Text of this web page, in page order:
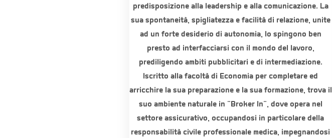
predisposizione alla leadership e alla comunicazione. La
sua spontaneità, spigliatezza e facilità di relazione, unite
ad un forte desiderio di autonomia, lo spingono ben
presto ad interfacciarsi con il mondo del lavoro,
prediligendo ambiti pubblicitari e di intermediazione.
Iscritto alla facoltà di Economia per completare ed
arricchire la sua preparazione e la sua formazione, trova il
suo ambiente naturale in "Broker In", dove opera nel
settore assicurativo, occupandosi in particolare della
responsabilità civile professionale medica, impegnandosi